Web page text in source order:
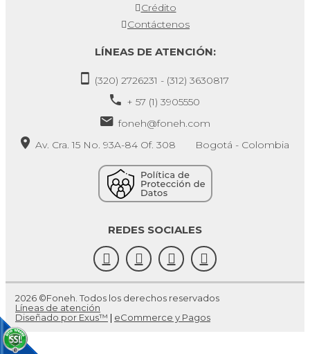
Crédito
Contáctenos
LÍNEAS DE ATENCIÓN:
(320) 2726231 - (312) 3630817
+ 57 (1) 3905550
foneh@foneh.com
Av. Cra. 15 No. 93A-84 Of. 308 Bogotá - Colombia
REDES SOCIALES
2026 ©Foneh. Todos los derechos reservados
Líneas de atención
Diseñado por Exus™ | eCommerce y Pagos